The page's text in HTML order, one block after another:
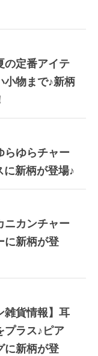
の定番アイテ
小物まで♪新柄
らゆらチャー
に新柄が登場♪
ニカンチャー
に新柄が登
雑貨情報】耳
プラス♪ピア
に新柄が登